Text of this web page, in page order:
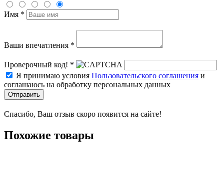
Имя *
Ваши впечатления *
Проверочный код! *
Я принимаю условия Пользовательского соглашения и
соглашаюсь на обработку персональных данных
Отправить
Спасибо, Ваш отзыв скоро появится на сайте!
Похожие товары